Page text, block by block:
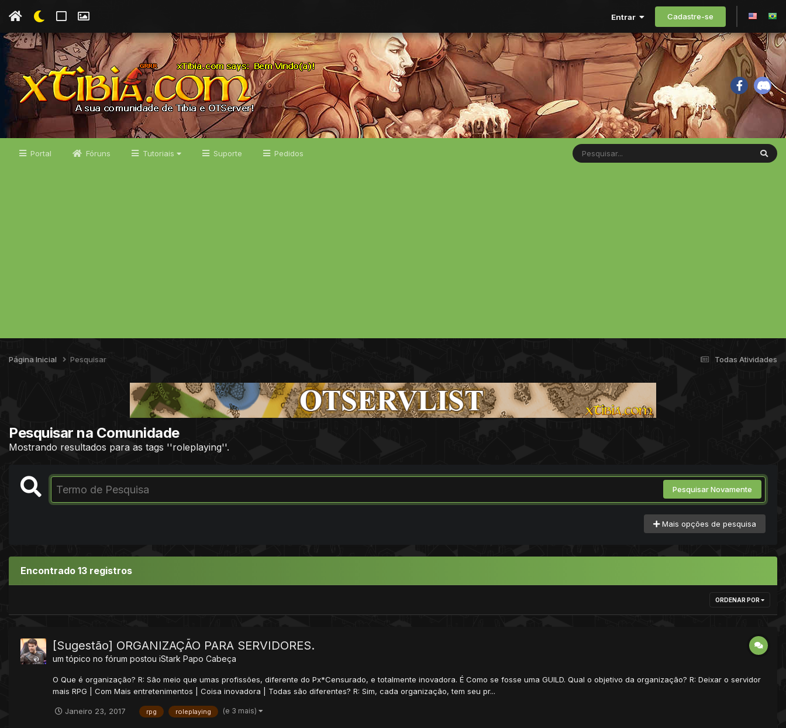
Entrar Cadastre-se
Portal Fóruns Tutoriais Suporte Pedidos
Todas Atividades
Página Inicial Pesquisar
Pesquisar na Comunidade
Mostrando resultados para as tags ''roleplaying''.
Pesquisar Novamente
Mais opções de pesquisa
Encontrado 13 registros
ORDENAR POR
[Sugestão] ORGANIZAÇÃO PARA SERVIDORES.
um tópico no fórum postou iStark Papo Cabeça
O Que é organização? R: São meio que umas profissões, diferente do Px*Censurado, e totalmente inovadora. É Como se fosse uma GUILD. Qual o objetivo da organização? R: Deixar o servidor
mais RPG | Com Mais entretenimentos | Coisa inovadora | Todas são diferentes? R: Sim, cada organização, tem seu pr...
Janeiro 23, 2017 rpg roleplaying (e 3 mais)